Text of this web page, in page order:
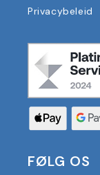
Privacybeleid
FØLG OS